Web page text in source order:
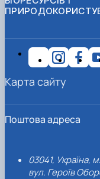
Поштова адреса
03041, Україна,
вул. Героїв
Карта сайту